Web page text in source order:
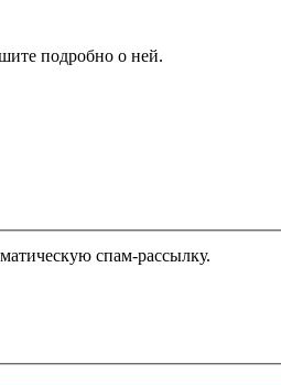
подробно о ней.
спам-рассылку.